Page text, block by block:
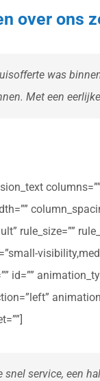
over ons
was
Met een
columns=””
rule_size=””
id=””
snel service, een